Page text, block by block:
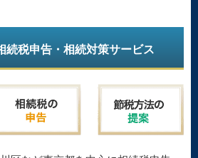
続税申告・相続対策サービス